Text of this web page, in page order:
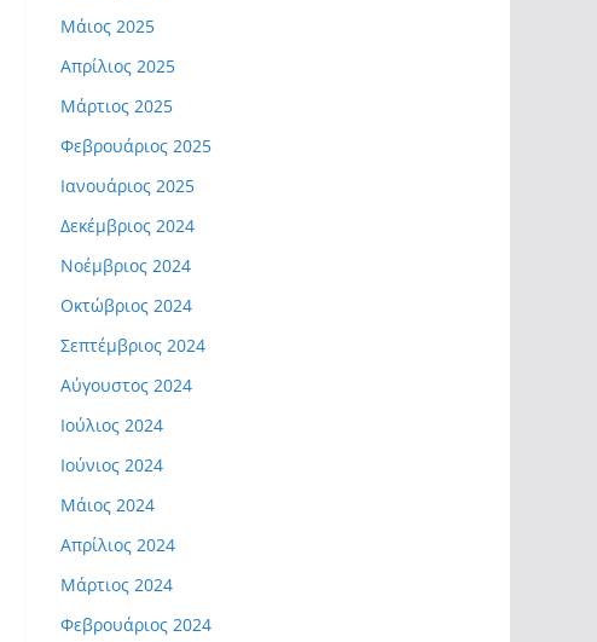
Μάιος 2025
Απρίλιος 2025
Μάρτιος 2025
Φεβρουάριος 2025
Ιανουάριος 2025
Δεκέμβριος 2024
Νοέμβριος 2024
Οκτώβριος 2024
Σεπτέμβριος 2024
Αύγουστος 2024
Ιούλιος 2024
Ιούνιος 2024
Μάιος 2024
Απρίλιος 2024
Μάρτιος 2024
Φεβρουάριος 2024